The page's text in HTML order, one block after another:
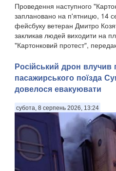
Проведення наступного
заплановано на п'ятницю, 14
фейсбуку ветеран Дмитро
закликав людей виходити на
"Картонковий протест",
Російський дрон
пасажирського поїзда
довелося евакуювати
субота, 8 серпень 2026, 13:24